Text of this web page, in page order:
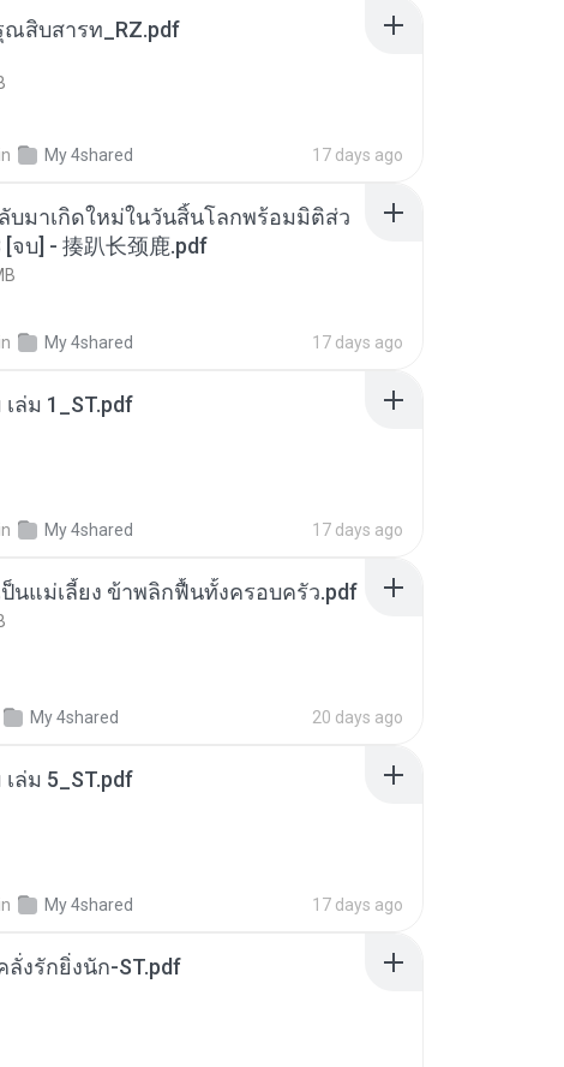
สิบสารท_RZ.pdf
in My 4shared 17 days ago
บมาเกิดใหม่ในวันสิ้นโลกพร้อมมิติส่ว
จบ] - 揍趴长颈鹿.pdf
in My 4shared 17 days ago
ล่ม 1_ST.pdf
in My 4shared 17 days ago
นแม่เลี้ยง ข้าพลิกฟื้นทั้งครอบครัว.pdf
My 4shared 20 days ago
ล่ม 5_ST.pdf
in My 4shared 17 days ago
ลั่งรักยิ่งนัก-ST.pdf